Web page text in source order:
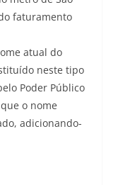
faturamento
atual do
neste tipo
Poder Público
o nome
adicionando-